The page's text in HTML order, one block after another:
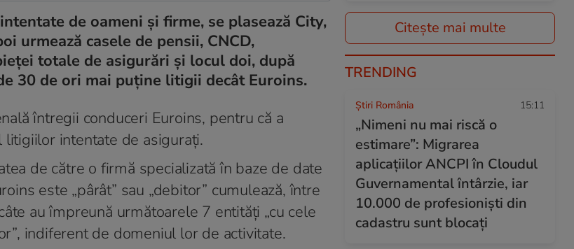
de oameni și firme, se plasează City,
urmează casele de pensii, CNCD,
totale de asigurări și locul doi, după
30 de ori mai puține litigii decât Euroins.
întregii conduceri Euroins, pentru că a
intentate de asigurați.
de către o firmă specializată în baze de date
este „pârât” sau „debitor” cumulează, între
au împreună următoarele 7 entități „cu cele
indiferent de domeniul lor de activitate.
Citește mai multe
TRENDING
Știri România 15:11
„Nimeni nu mai riscă o
estimare”: Migrarea
aplicațiilor ANCPI în Cloudul
Guvernamental întârzie, iar
10.000 de profesioniști din
cadastru sunt blocați